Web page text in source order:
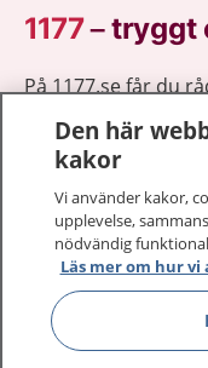
1177–tryggt
På 1177.se får du
sjukdomar och
Logga in för att
vårdärenden. Ring
1177 ger dig råd
Den här
kakor
Vi använder kakor,
upplevelse,
nödvändig
Läs mer om hur